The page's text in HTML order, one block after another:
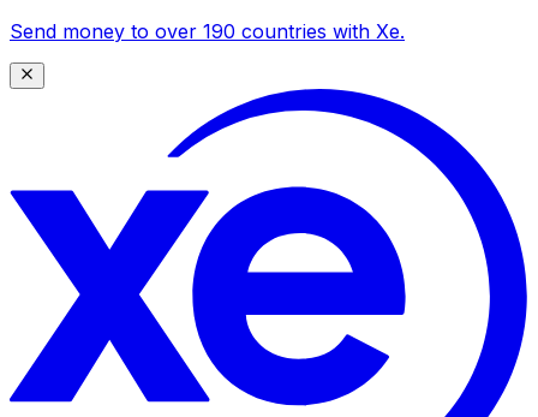
Send money to over 190 countries with Xe.